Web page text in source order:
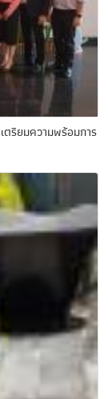
ตรียมความพร้อมการ